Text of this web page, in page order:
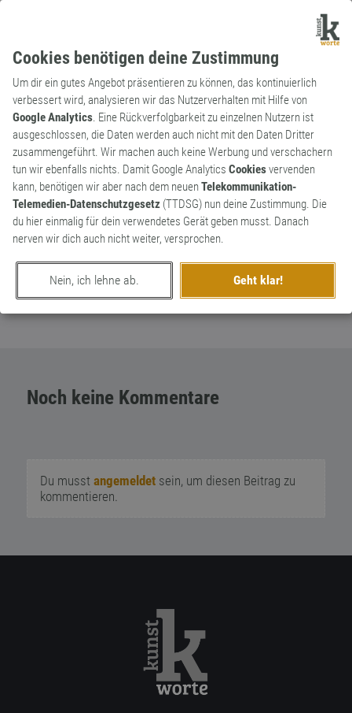
Cookies benötigen deine Zustimmung
Um dir ein gutes Angebot präsentieren zu können, das kontinuierlich
verbessert wird, analysieren wir das Nutzerverhalten mit Hilfe von
Google Analytics. Eine Rückverfolgbarkeit zu einzelnen Nutzern ist
ausgeschlossen, die Daten werden auch nicht mit den Daten Dritter
zusammengeführt. Wir machen auch keine Werbung und verschachern
tun wir ebenfalls nichts. Damit Google Analytics Cookiesvervenden
kann, benötigen wir aber nach dem neuenTelekommunikation-
Telemedien-Datenschutzgesetz (TTDSG) nun deine Zustimmung. Die
du hier einmalig für dein verwendetes Gerät geben musst. Danach
nerven wir dich auch nicht weiter, versprochen.
Nein, ich lehne ab. Geht klar!
Kunstwort
Substantiv
Muselito
Moslem heisst in Brasilien Muculmano, ich
finde mein Muselito viel schöner.
0
erschaffen von Kingo777
am 14. Juli 2020
Noch keine Kommentare
Du musst angemeldetsein, um diesen Beitrag zu
kommentieren.